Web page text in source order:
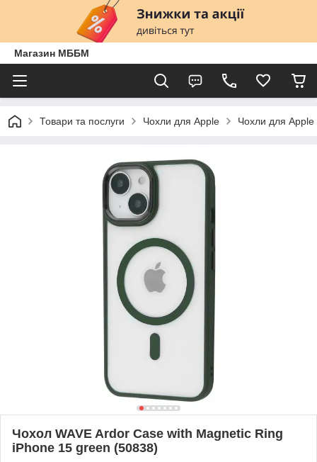
Магазин МББМ
Товари та послуги Чохли для Apple Чохли для Apple
Чохол WAVE Ardor Case with Magnetic Ring
iPhone 15 green (50838)